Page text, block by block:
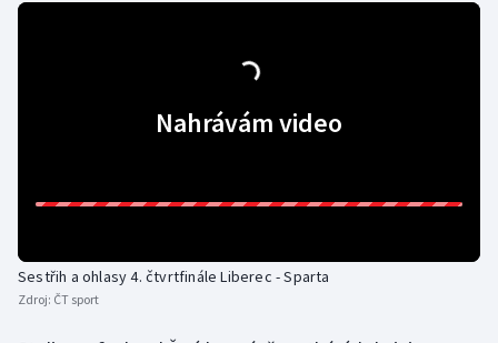
Lezení
Nahrávám video
Sestřih a ohlasy 4. čtvrtfinále Liberec - Sparta
Zdroj: ČT sport